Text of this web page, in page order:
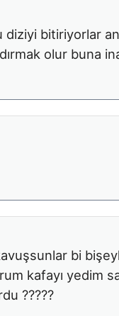
bitiriyorlar
olur buna
bi
kafayı yedim
?????